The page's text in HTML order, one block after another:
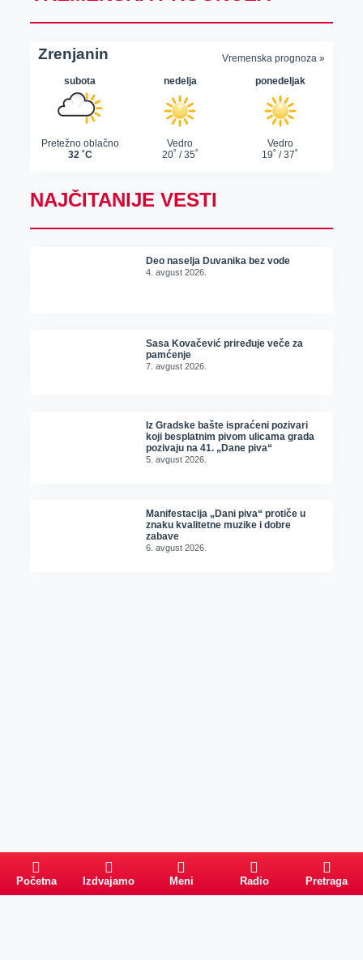
NAJČITANIJE VESTI
Deo naselja Duvanika bez vode
4. avgust 2026.
Sasa Kovačević priređuje veče za
pamćenje
7. avgust 2026.
Iz Gradske bašte ispraćeni pozivari
koji besplatnim pivom ulicama grada
pozivaju na 41. „Dane piva“
5. avgust 2026.
Manifestacija „Dani piva“ protiče u
znaku kvalitetne muzike i dobre
zabave
6. avgust 2026.
Početna Izdvajamo Meni Radio Pretraga